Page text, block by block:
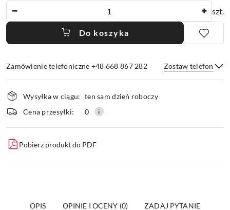
szt.
Do koszyka
Zamówienie telefoniczne +48 668 867 282 Zostaw telefon
Wyślij
Dostępność
i
dostawa
Wysyłka w ciągu: ten sam dzień roboczy
Cena przesyłki:
0
Pobierz produkt do PDF
OPIS OPINIE I OCENY (0) ZADAJ PYTANIE